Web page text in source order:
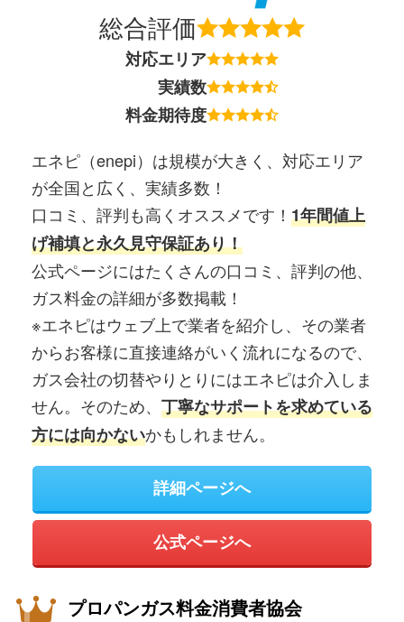
総合評価
対応エリア
実績数
料金期待度
エネピ（enepi）は規模が大きく、対応エリア
が全国と広く、実績多数！
口コミ、評判も高くオススメです！ 1年間値上
げ補填と永久見守保証あり！
公式ページにはたくさんの口コミ、評判の他、
ガス料金の詳細が多数掲載！
※エネピはウェブ上で業者を紹介し、その業者
からお客様に直接連絡がいく流れになるので、
ガス会社の切替やりとりにはエネピは介入しま
せん。そのため、 丁寧なサポートを求めている
方には向かないかもしれません。
詳細ページへ
公式ページへ
プロパンガス料金消費者協会